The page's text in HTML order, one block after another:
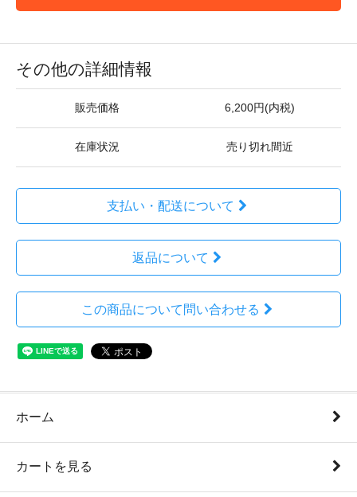
その他の詳細情報
販売価格 6,200円(内税)
在庫状況 売り切れ間近
支払い・配送について
返品について
この商品について問い合わせる
ホーム
カートを見る